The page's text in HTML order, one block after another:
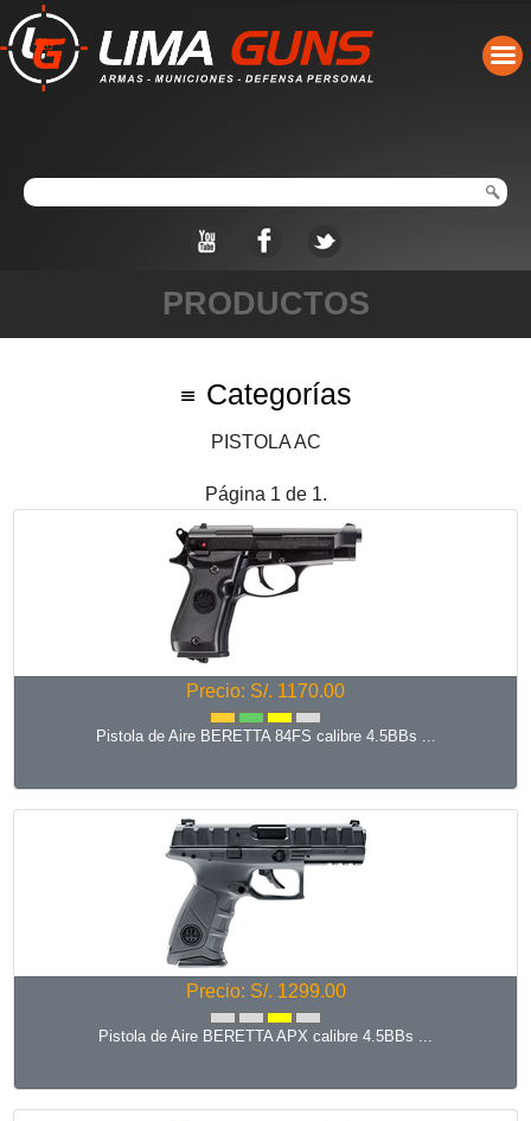
PRODUCTOS
Categorías
PISTOLA AC
Página 1 de 1.
Precio: S/. 1170.00
Pistola de Aire BERETTA 84FS calibre 4.5BBs ...
Precio: S/. 1299.00
Pistola de Aire BERETTA APX calibre 4.5BBs ...